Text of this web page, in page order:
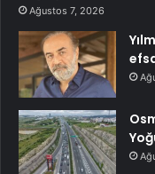
Ağustos 7, 2026